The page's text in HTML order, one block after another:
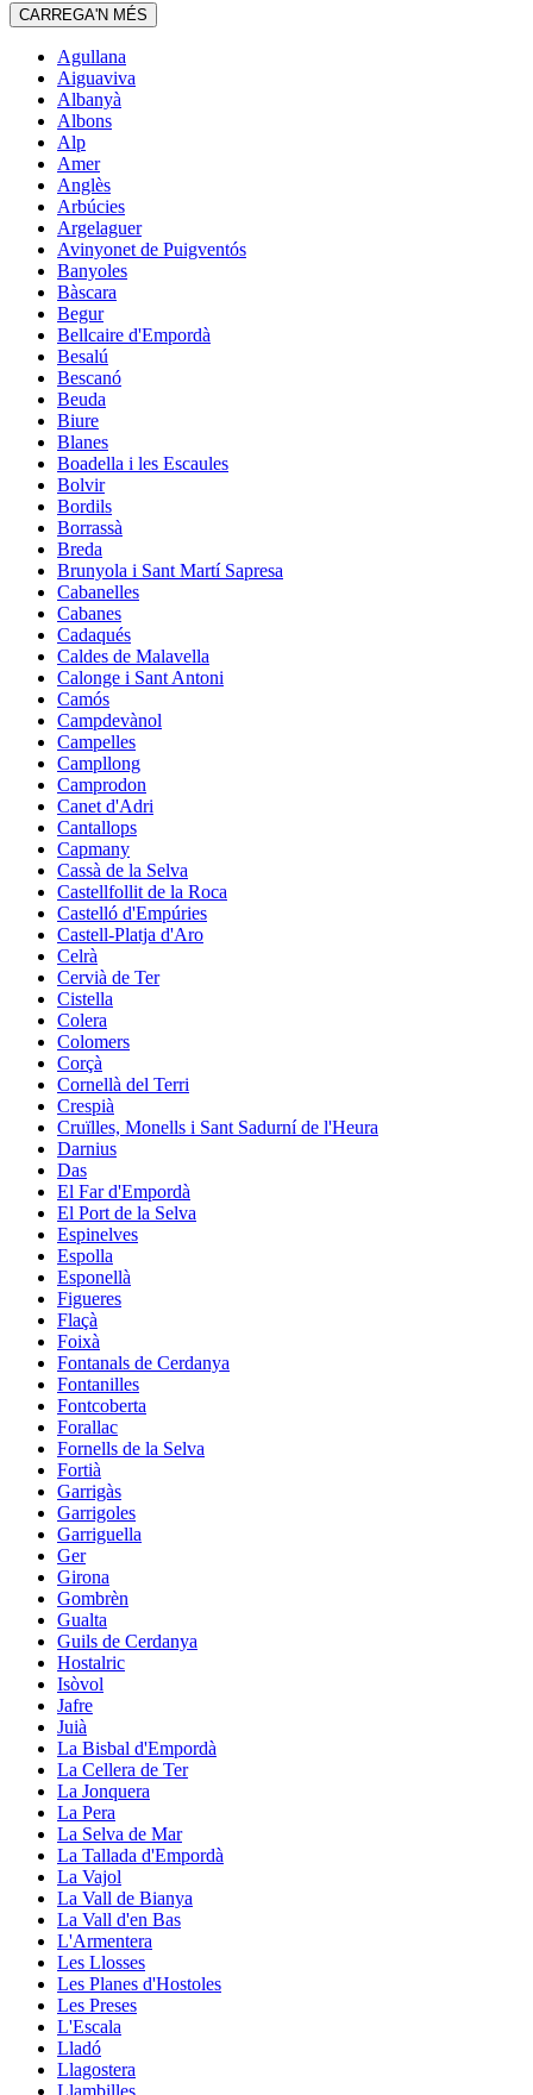
CARREGA'N MÉS
Agullana
Aiguaviva
Albanyà
Albons
Alp
Amer
Anglès
Arbúcies
Argelaguer
Avinyonet de Puigventós
Banyoles
Bàscara
Begur
Bellcaire d'Empordà
Besalú
Bescanó
Beuda
Biure
Blanes
Boadella i les Escaules
Bolvir
Bordils
Borrassà
Breda
Brunyola i Sant Martí Sapresa
Cabanelles
Cabanes
Cadaqués
Caldes de Malavella
Calonge i Sant Antoni
Camós
Campdevànol
Campelles
Campllong
Camprodon
Canet d'Adri
Cantallops
Capmany
Cassà de la Selva
Castellfollit de la Roca
Castelló d'Empúries
Castell-Platja d'Aro
Celrà
Cervià de Ter
Cistella
Colera
Colomers
Corçà
Cornellà del Terri
Crespià
Cruïlles, Monells i Sant Sadurní de l'Heura
Darnius
Das
El Far d'Empordà
El Port de la Selva
Espinelves
Espolla
Esponellà
Figueres
Flaçà
Foixà
Fontanals de Cerdanya
Fontanilles
Fontcoberta
Forallac
Fornells de la Selva
Fortià
Garrigàs
Garrigoles
Garriguella
Ger
Girona
Gombrèn
Gualta
Guils de Cerdanya
Hostalric
Isòvol
Jafre
Juià
La Bisbal d'Empordà
La Cellera de Ter
La Jonquera
La Pera
La Selva de Mar
La Tallada d'Empordà
La Vajol
La Vall de Bianya
La Vall d'en Bas
L'Armentera
Les Llosses
Les Planes d'Hostoles
Les Preses
L'Escala
Lladó
Llagostera
Llambilles